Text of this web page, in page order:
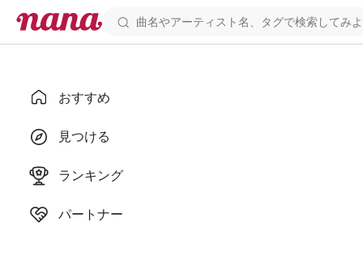
おすすめ
見つける
ランキング
パートナー